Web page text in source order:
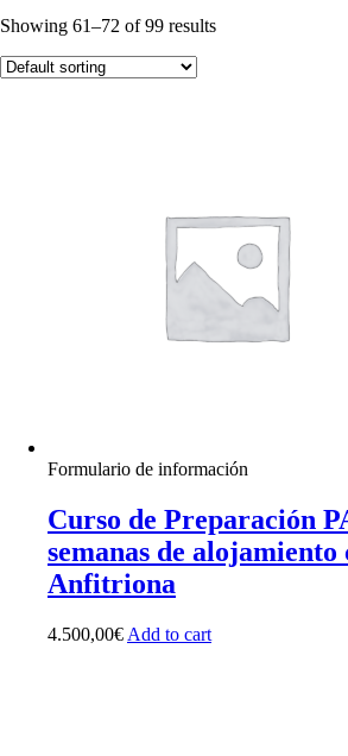
Showing 61–72 of 99 results
Formulario de información
Curso de Preparación
semanas de
Anfitriona
4.500,00€ Add to cart